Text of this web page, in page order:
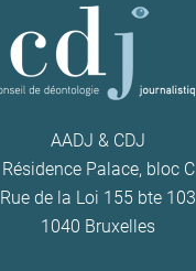
AADJ & CDJ
Résidence Palace, bloc C
Rue de la Loi 155 bte 103
1040 Bruxelles